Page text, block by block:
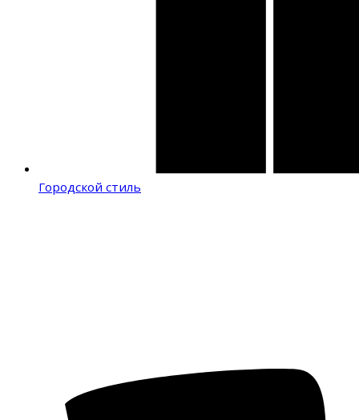
Городской стиль